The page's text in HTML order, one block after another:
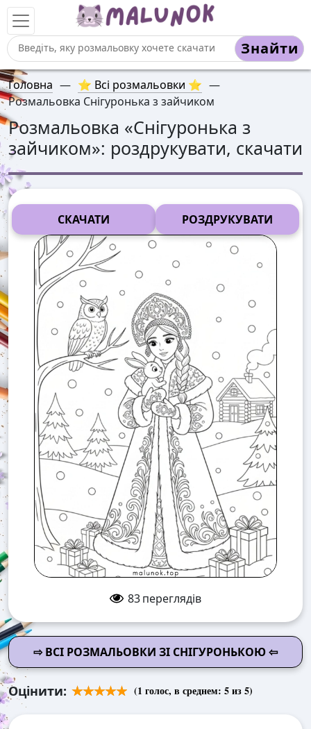
Знайти
Головна — ⭐ Всі розмальовки ⭐ —
Розмальовка Снігуронька з зайчиком
Розмальовка «Снігуронька з
зайчиком»: роздрукувати, скачати
СКАЧАТИ РОЗДРУКУВАТИ
83переглядів
⇨ ВСІ РОЗМАЛЬОВКИ ЗІ СНІГУРОНЬКОЮ ⇦
Оцінити: (1 голос, в среднем: 5из 5)